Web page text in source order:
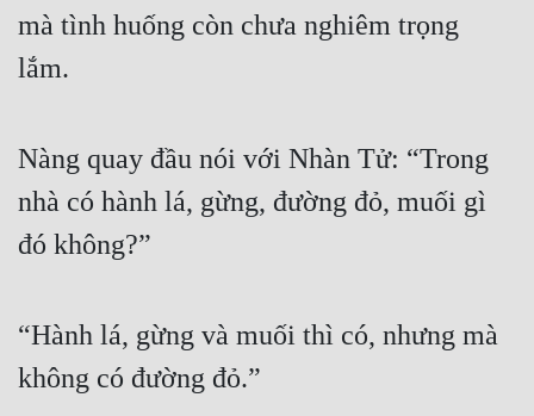
mà tình huống còn chưa nghiêm trọng
lắm.
Nàng quay đầu nói với Nhàn Tử: “Trong
nhà có hành lá, gừng, đường đỏ, muối gì
đó không?”
“Hành lá, gừng và muối thì có, nhưng mà
không có đường đỏ.”